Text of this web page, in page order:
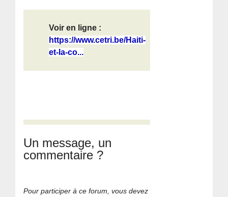
Voir en ligne :
https://www.cetri.be/Haiti-
et-la-co...
Un message, un
commentaire ?
Pour participer à ce forum, vous devez